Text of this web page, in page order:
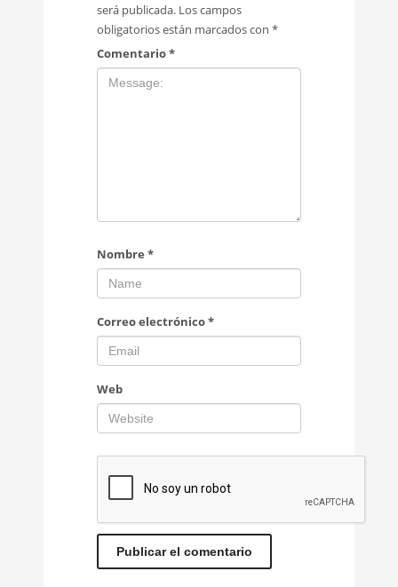
será publicada. Los campos
obligatorios están marcados con *
Comentario*
Nombre *
Correo electrónico*
Web